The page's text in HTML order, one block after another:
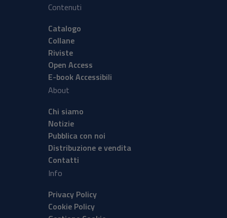
Contenuti
Catalogo
Collane
Riviste
Open Access
E-book Accessibili
About
Chi siamo
Notizie
Pubblica con noi
Distribuzione e vendita
Contatti
Info
Privacy Policy
Cookie Policy